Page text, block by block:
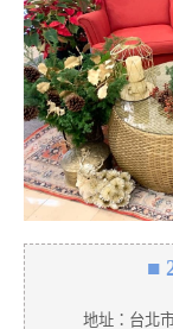
■
地址：台北